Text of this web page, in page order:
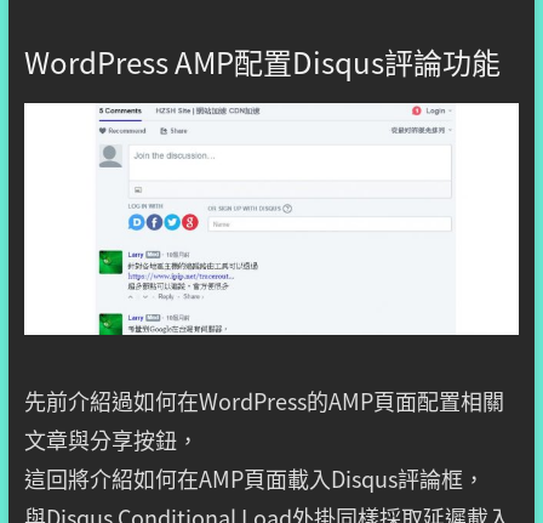
WordPress AMP配置Disqus評論功能
先前介紹過如何在WordPress的AMP頁面配置相關
文章與分享按鈕，
這回將介紹如何在AMP頁面載入Disqus評論框，